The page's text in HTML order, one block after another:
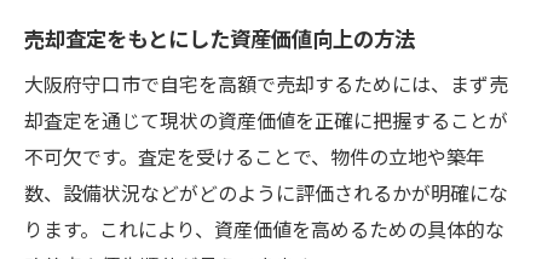
売却査定をもとにした資産価値向上の方法
大阪府守口市で自宅を高額で売却するためには、まず売
却査定を通じて現状の資産価値を正確に把握することが
不可欠です。査定を受けることで、物件の立地や築年
数、設備状況などがどのように評価されるかが明確にな
ります。これにより、資産価値を高めるための具体的な